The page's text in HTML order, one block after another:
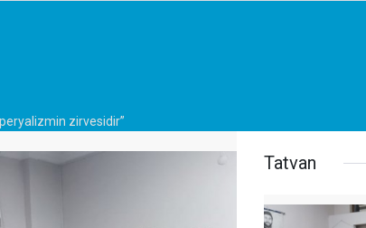
zirvesidir”
Tatvan